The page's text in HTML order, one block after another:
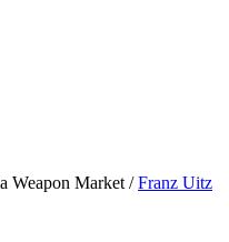
Weapon Market /Franz Uitz